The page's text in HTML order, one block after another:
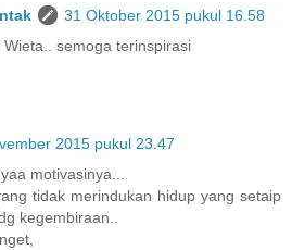
31 Oktober 2015 pukul 16.58
semoga terinspirasi
2015 pukul 23.47
motivasinya...
tidak merindukan hidup yang setaip
kegembiraan..